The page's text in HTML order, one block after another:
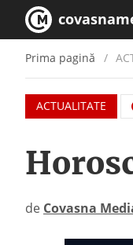
Prima pagină
ACTUALITATE
de Covasna